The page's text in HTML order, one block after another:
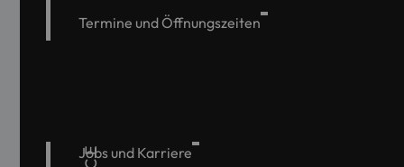
Termine und Öffnungszeiten
Jobs und Karriere